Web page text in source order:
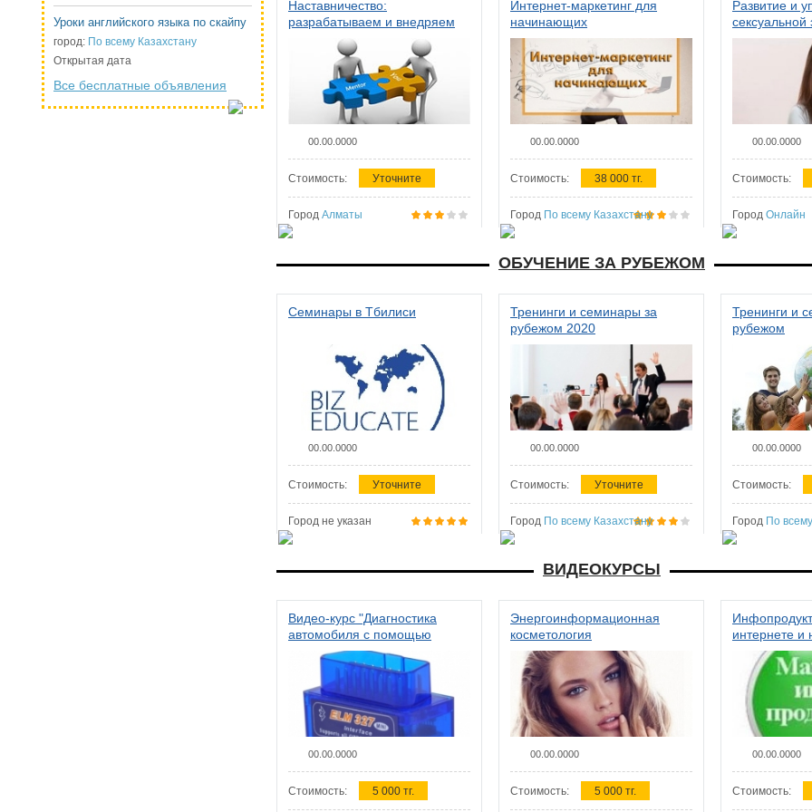
Уроки английского языка по скайпу
город: По всему Казахстану
Открытая дата
Все бесплатные объявления
Наставничество:
разрабатываем и внедряем
систему наставничества в
организации
00.00.0000
Стоимость: Уточните
Город Алматы
Интернет-маркетинг для
начинающих
00.00.0000
Стоимость: 38 000 тг.
Город По всему Казахстану
Развитие и
сексуальной
женщин
00.00.0000
Стоимость:
Город Онлайн
ОБУЧЕНИЕ ЗА РУБЕЖОМ
Семинары в Тбилиси
00.00.0000
Стоимость: Уточните
Город не указан
Тренинги и семинары за
рубежом 2020
00.00.0000
Стоимость: Уточните
Город По всему Казахстану
Тренинги и
рубежом
00.00.0000
Стоимость:
Город По
ВИДЕОКУРСЫ
Видео-курс "Диагностика
автомобиля с помощью
сканера ELM 327"
00.00.0000
Стоимость: 5 000 тг.
Энергоинформационная
косметология
00.00.0000
Стоимость: 5 000 тг.
интернете и
00.00.0000
Стоимость: